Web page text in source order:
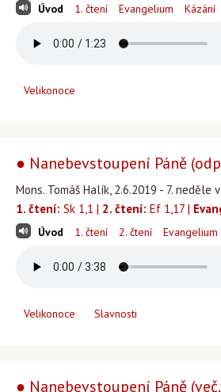
Úvod 1. čtení Evangelium Kázání
Velikonoce
● Nanebevstoupení Páně
Mons. Tomáš Halík, 2.6.2019 - 7. neděle
1. čtení: Sk 1,1 | 2. čtení: Ef 1,17 |
Úvod 1. čtení 2. čtení Evangelium
Velikonoce Slavnosti
● Nanebevstoupení Páně